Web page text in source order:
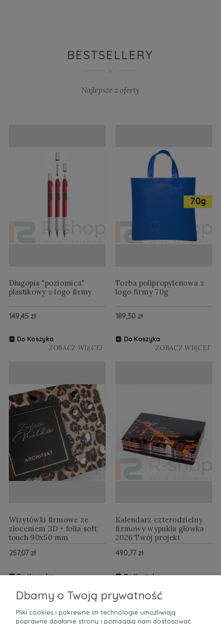
BESTSELLERY
Najlepsze z oferty
Długopis "poziomica"
plastikowy z logo firmy
149,45 zł
Do Koszyka
ZOBACZ WIĘCEJ
Torba polipropylenowa z
logo firmy 70g
189,30 zł
Do Koszyka
ZOBACZ WIĘCEJ
Wizytówki firmowe ze
złoceniem 3D + folia soft
touch 90x50 mm
257,07 zł
Do Koszyka
Kalendarz czterodzielny
firmowy wypukła główka
2026 Twój projekt
490,77 zł
Do Koszyka
Dbamy o Twoją prywatność
Pliki cookies i pokrewne im technologie umożliwiają
poprawne działanie strony i pomagają nam dostosować